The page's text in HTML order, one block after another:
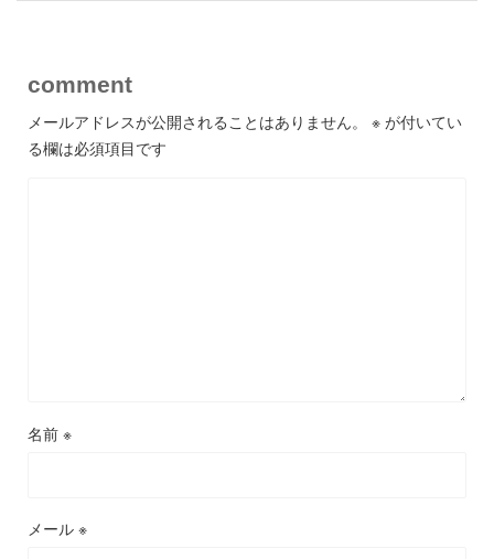
comment
メールアドレスが公開されることはありません。 ※ が付いてい
る欄は必須項目です
名前 ※
メール ※